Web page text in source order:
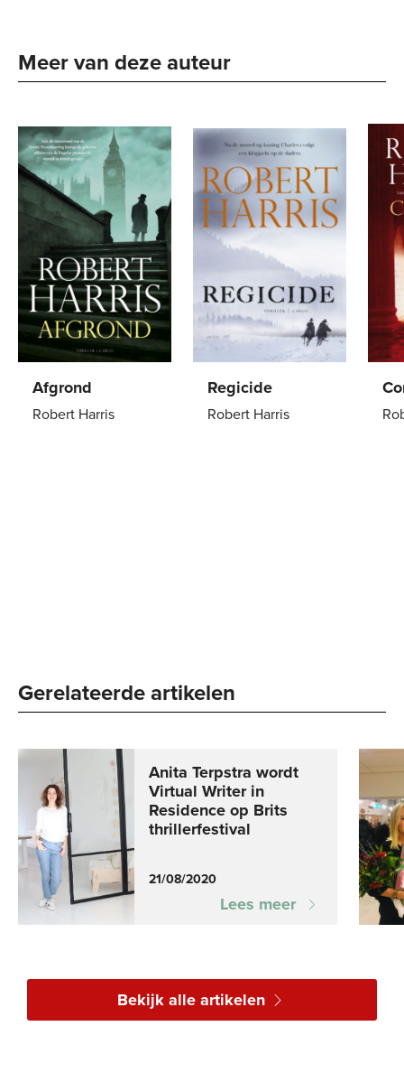
Meer van deze auteur
Afgrond
Robert Harris
Regicide
Robert Harris
Gerelateerde artikelen
21/08/2020
Anita Terpstra wordt
Virtual Writer in
Residence op Brits
thrillerfestival
Lees meer
Bekijk alle artikelen